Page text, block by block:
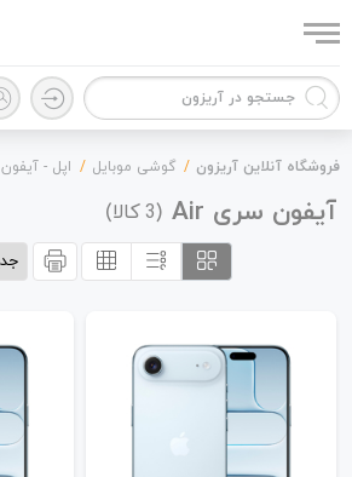
لوازم جانبی
فروشگاه آنلاین آریزون گوشی موبایل اپل - آیفون
آیفون سری Air (
3کالا)